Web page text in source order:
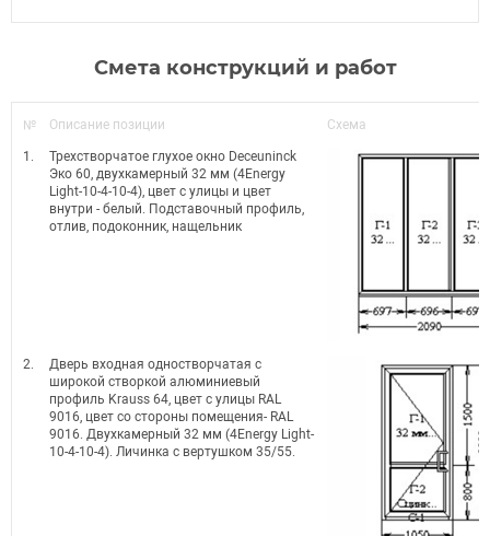
Смета конструкций и работ
№ Описание позиции Схема
1.
Трехстворчатое глухое окно Deceuninck
Эко 60, двухкамерный 32 мм (4Energy
Light-10-4-10-4), цвет с улицы и цвет
внутри - белый. Подставочный профиль,
отлив, подоконник, нащельник
2.
Дверь входная одностворчатая с
широкой створкой алюминиевый
профиль Krauss 64, цвет с улицы RAL
9016, цвет со стороны помещения- RAL
9016. Двухкамерный 32 мм (4Energy Light-
10-4-10-4). Личинка с вертушком 35/55.